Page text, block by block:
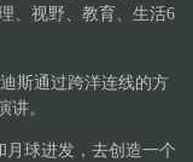
、视野、教育、生活6
斯通过跨洋连线的方
讲。
月球进发，去创造一个